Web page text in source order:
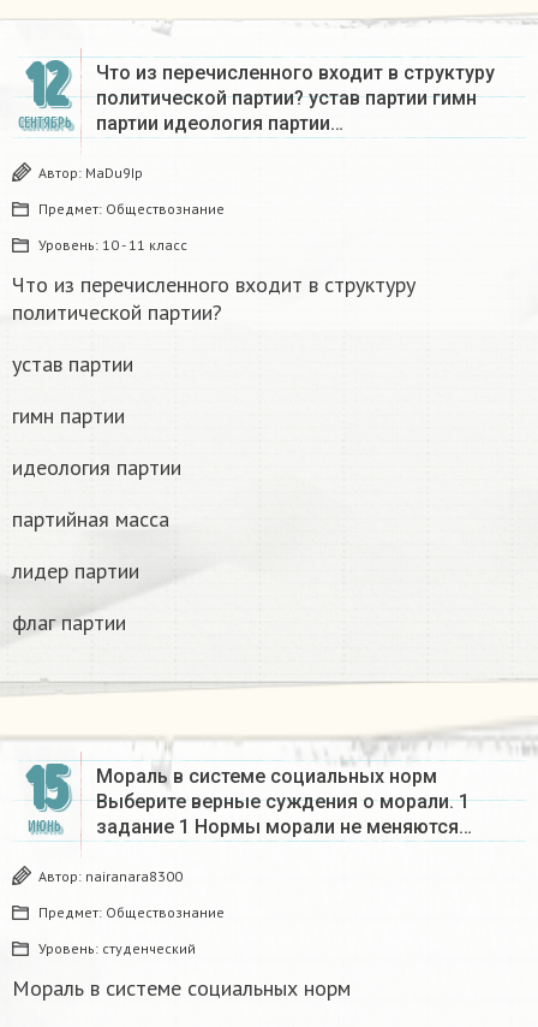
12
СЕНТЯБРЬ
Что из перечисленного входит в структуру
политической партии? устав партии гимн
партии идеология партии…
Автор: MaDu9Ip
Предмет: Обществознание
Уровень: 10 - 11 класс
Что из перечисленного входит в структуру
политической партии?
устав партии
гимн партии
идеология партии
партийная масса
лидер партии
флаг партии
15
ИЮНЬ
Мораль в системе социальных норм
Выберите верные суждения о морали. 1
задание 1 Нормы морали не меняются…
Автор: nairanara8300
Предмет: Обществознание
Уровень: студенческий
Мораль в системе социальных норм